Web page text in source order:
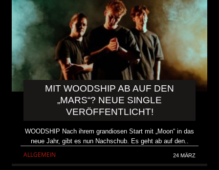
MIT WOODSHIP AB AUF DEN
„MARS“? NEUE SINGLE
VERÖFFENTLICHT!
WOODSHIP Nach ihrem grandiosen Start mit „Moon“ in das
neue Jahr, gibt es nun Nachschub. Es geht ab auf den..
ALLGEMEIN 24 MÄRZ